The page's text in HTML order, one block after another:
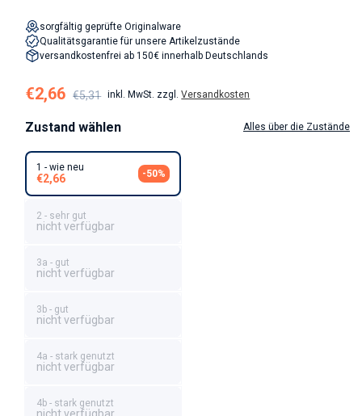
sorgfältig geprüfte Originalware
Qualitätsgarantie für unsere Artikelzustände
versandkostenfrei ab 150€ innerhalb Deutschlands
Verkaufspreis
€2,66 Normaler Preis
€5,31 inkl. MwSt. zzgl.Versandkosten
Zustand wählen Alles über die Zustände
1 - wie neu
€2,66 -50%
2 - sehr gut
nicht verfügbar
3a - gut
nicht verfügbar
3b - gut
nicht verfügbar
4a - stark genutzt
nicht verfügbar
4b - stark genutzt